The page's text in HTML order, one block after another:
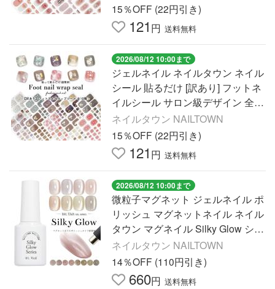
15％OFF (22円引き)
121 円 送料無料
2026/08/12 10:00まで
ジェルネイル ネイルタウン ネイル
シール 貼るだけ [訳あり] フットネ
イルシール サロン級デザイン 全10
種 ネイルラップ ネイルシール
ネイルタウン NAILTOWN
15％OFF (22円引き)
121 円 送料無料
2026/08/12 10:00まで
微粒子マグネット ジェルネイル ポ
リッシュ マグネットネイル ネイル
タウン マグネイル Silky Glow シル
キーグロウシリーズ 全8色 約5ml 4
ミクロン
ネイルタウン NAILTOWN
14％OFF (110円引き)
660円 送料無料